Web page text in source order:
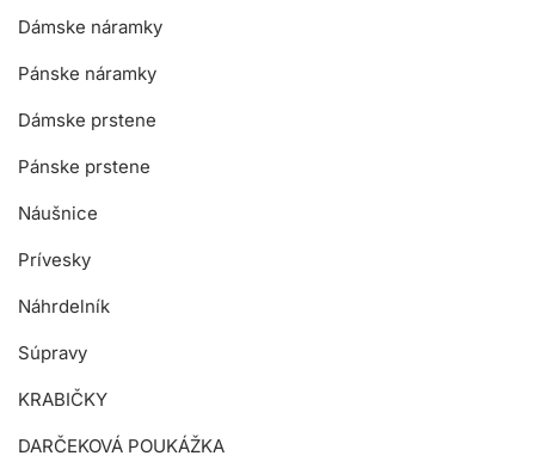
Dámske náramky
Pánske náramky
Dámske prstene
Pánske prstene
Náušnice
Prívesky
Náhrdelník
Súpravy
KRABIČKY
DARČEKOVÁ POUKÁŽKA